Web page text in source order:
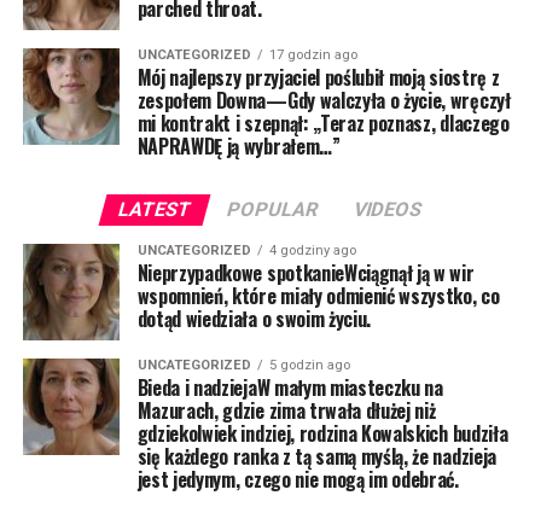
parched throat.
UNCATEGORIZED 17 godzin ago
Mój najlepszy przyjaciel poślubił moją siostrę z
zespołem Downa—Gdy walczyła o życie, wręczył
mi kontrakt i szepnął: „Teraz poznasz, dlaczego
NAPRAWDĘ ją wybrałem…”
LATEST POPULAR VIDEOS
UNCATEGORIZED 4 godziny ago
Nieprzypadkowe spotkanieWciągnął ją w wir
wspomnień, które miały odmienić wszystko, co
dotąd wiedziała o swoim życiu.
UNCATEGORIZED 5 godzin ago
Bieda i nadziejaW małym miasteczku na
Mazurach, gdzie zima trwała dłużej niż
gdziekolwiek indziej, rodzina Kowalskich budziła
się każdego ranka z tą samą myślą, że nadzieja
jest jedynym, czego nie mogą im odebrać.